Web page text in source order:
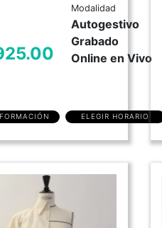
Modalidad
Autogestivo
Grabado
Online en Vivo
ELEGIR HORARIO